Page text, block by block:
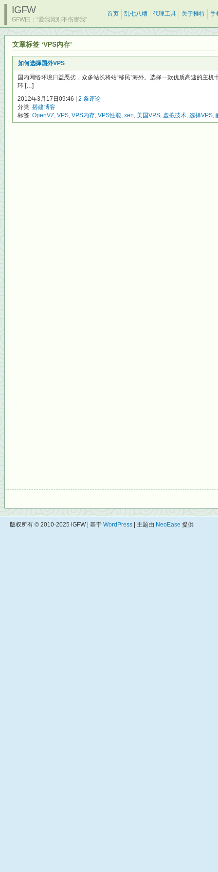
IGFW
GFW曰：“爱我就别不伤害我”
首页 乱七八糟 代理工具 关于推特 手
文章标签 ‘VPS内存’
如何选择国外VPS
国内网络环境日益恶劣，众多站长将站“移民”海外。选择一款优质高速的主
环 […]
2012年3月17日09:46 | 2 条评论
分类: 搭建博客
标签: OpenVZ, VPS, VPS内存, VPS性能, xen, 美国VPS, 虚拟技术, 选择VPS,
版权所有 © 2010-2025 iGFW | 基于 WordPress | 主题由 NeoEase 提供